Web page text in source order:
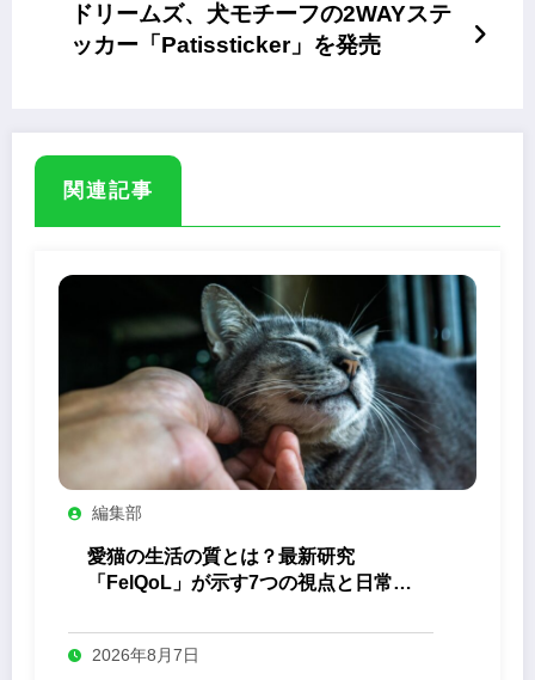
ドリームズ、犬モチーフの2WAYステ
ッカー「Patissticker」を発売
関連記事
編集部
愛猫の生活の質とは？最新研究
「FelQoL」が示す7つの視点と日常の
2026年8月7日